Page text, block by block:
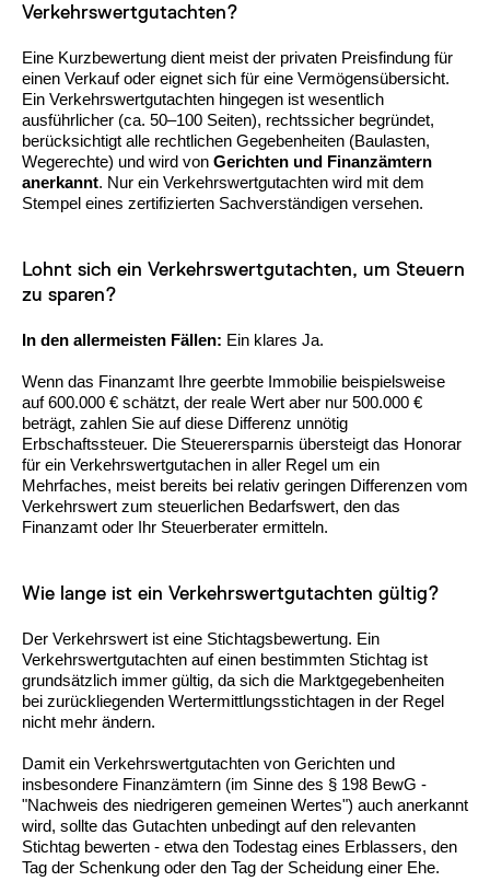
Verkehrswertgutachten?
Eine Kurzbewertung dient meist der privaten Preisfindung für
einen Verkauf oder eignet sich für eine Vermögensübersicht.
Ein Verkehrswertgutachten hingegen ist wesentlich
ausführlicher (ca. 50–100 Seiten), rechtssicher begründet,
berücksichtigt alle rechtlichen Gegebenheiten (Baulasten,
Wegerechte) und wird von Gerichten und Finanzämtern
anerkannt. Nur ein Verkehrswertgutachten wird mit dem
Stempel eines zertifizierten Sachverständigen versehen.
Lohnt sich ein Verkehrswertgutachten, um Steuern
zu sparen?
In den allermeisten Fällen: Ein klares Ja.
Wenn das Finanzamt Ihre geerbte Immobilie beispielsweise
auf 600.000 € schätzt, der reale Wert aber nur 500.000 €
beträgt, zahlen Sie auf diese Differenz unnötig
Erbschaftssteuer. Die Steuerersparnis übersteigt das Honorar
für ein Verkehrswertgutachen in aller Regel um ein
Mehrfaches, meist bereits bei relativ geringen Differenzen vom
Verkehrswert zum steuerlichen Bedarfswert, den das
Finanzamt oder Ihr Steuerberater ermitteln.
Wie lange ist ein Verkehrswertgutachten gültig?
Der Verkehrswert ist eine Stichtagsbewertung. Ein
Verkehrswertgutachten auf einen bestimmten Stichtag ist
grundsätzlich immer gültig, da sich die Marktgegebenheiten
bei zurückliegenden Wertermittlungsstichtagen in der Regel
nicht mehr ändern.
Damit ein Verkehrswertgutachten von Gerichten und
insbesondere Finanzämtern (im Sinne des § 198 BewG -
"Nachweis des niedrigeren gemeinen Wertes") auch anerkannt
wird, sollte das Gutachten unbedingt auf den relevanten
Stichtag bewerten - etwa den Todestag eines Erblassers, den
Tag der Schenkung oder den Tag der Scheidung einer Ehe.